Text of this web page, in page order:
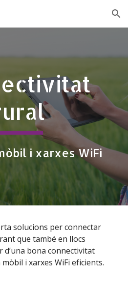
Skip to navigation
i xarxes WiFi
solucions per connectar
que també en llocs
bona connectivitat
i xarxes WiFi eficients.